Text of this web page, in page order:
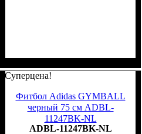
Суперцена!
Фитбол Adidas GYMBALL
черный 75 см ADBL-
11247BK-NL
ADBL-11247BK-NL